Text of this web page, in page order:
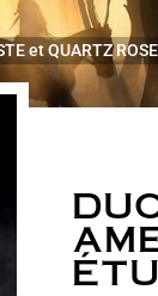
et QUARTZ